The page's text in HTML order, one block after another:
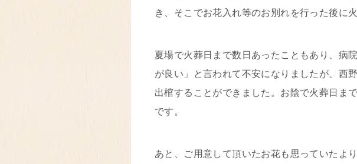
き、そこでお花入れ等のお別れを行った後に
夏場で火葬日まで数日あったこともあり、病
が良い」と言われて不安になりましたが、西
出棺することができました。お陰で火葬日ま
です。
あと、ご用意して頂いたお花も思っていたよ